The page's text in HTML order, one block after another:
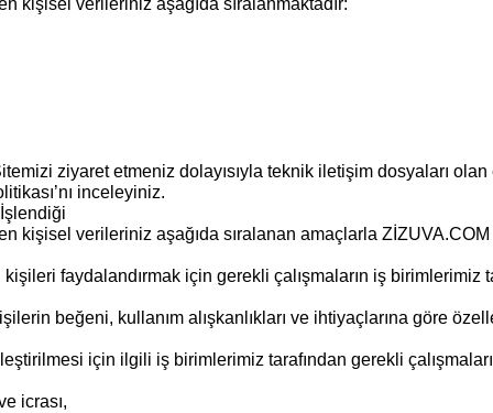
ziyaret etmeniz dolayısıyla teknik iletişim dosyaları olan
inceleyiniz.
kişisel verileriniz aşağıda sıralanan amaçlarla
faydalandırmak için gerekli çalışmaların iş birimlerimiz
beğeni, kullanım alışkanlıkları ve ihtiyaçlarına göre
için ilgili iş birimlerimiz tarafından gerekli
icrası,